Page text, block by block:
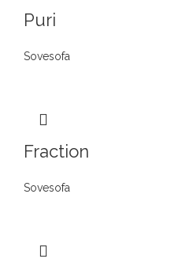
Puri
Sovesofa
Fraction
Sovesofa